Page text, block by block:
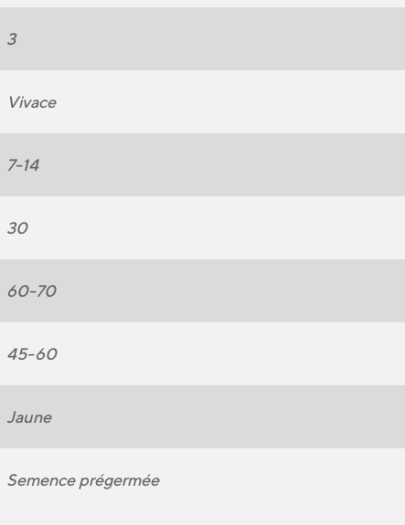
3
Vivace
7-14
30
60-70
45-60
Jaune
Semence prégermée